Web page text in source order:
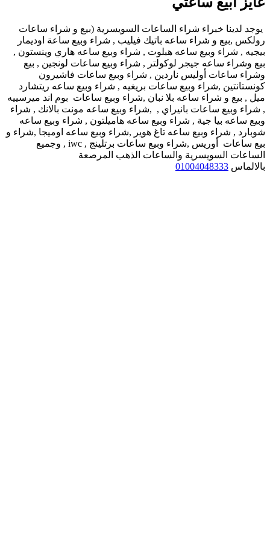
يوجد لدينا خبراء شراء الساعات السويسرية (بيع و شراء ساعات
رولكس ,بيع و شراء ساعه باتيك فيليب , شراء وبيع ساعة اوديمار
بيجيه , شراء وبيع ساعه هبلوت , شراء وبيع ساعه هاري وينستون ,
بيع وشراء ساعه جيجر لوكولتر , شراء وبيع ساعات لونجين , بيع
وشراء ساعات أوليس ناردين , شراء وبيع ساعات فاشيرون
كونستانتين ,شراء وبيع ساعات بريغيه , شراء وبيع ساعه ريتشارد
ميل , بيع و شراء ساعه بلا نبان ,شراء وبيع ساعات بوم اند ميرسييه
, شراء وبيع ساعات بانيراي , ,شراء وبيع ساعه مونت بالانك , شراء
وبيع ساعه بيا جية , شراء وبيع ساعه هاميلتون , شراء وبيع ساعه
شوبارد , شراء وبيع ساعه تاغ هوير ,شراء وبيع ساعه اوميجا ,شراء و
بيع ساعات أوريس ,شراء وبيع ساعات برتلينج , iwc , وجميع
الساعات السويسرية والساعات الذهب المرصعة
بالالماس 01004048333